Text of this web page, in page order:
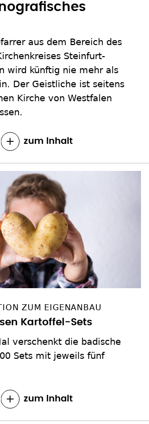
aus dem Bereich des
Steinfurt-
wird künftig nie mehr als
Der Geistliche ist seitens
Kirche von Westfalen
zum Inhalt
ZUM EIGENANBAU
Kartoffel-Sets
verschenkt die badische
Sets mit jeweils fünf
zum Inhalt